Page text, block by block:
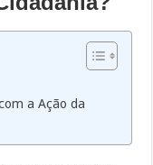
a Ação da